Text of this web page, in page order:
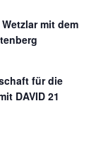
mit dem
für die
DAVID 21